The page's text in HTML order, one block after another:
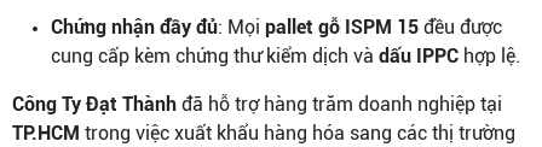
Chứng nhận đầy đủ: Mọi pallet gỗ ISPM 15 đều được
cung cấp kèm chứng thư kiểm dịch và dấu IPPC hợp lệ.
Công Ty Đạt Thành đã hỗ trợ hàng trăm doanh nghiệp tại
TP.HCM trong việc xuất khẩu hàng hóa sang các thị trường